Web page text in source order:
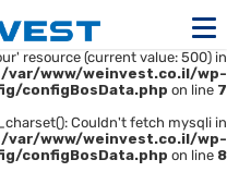
(HY000/1226): User
has exceeded the
resource (current value: 500) in
/var/www/weinvest.co.il/wp-
configBosData.php on line 7
Couldn't fetch mysqli in
/var/www/weinvest.co.il/wp-
configBosData.php on line 8